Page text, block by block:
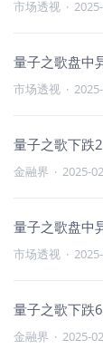
市场透视 ·
量子之歌盘中
市场透视 ·
量子之歌下跌
金融界 · 2025-
量子之歌盘中
市场透视 ·
量子之歌下跌
金融界 · 2025-